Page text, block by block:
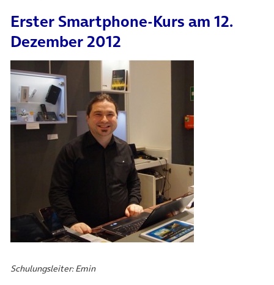
Erster Smartphone-Kurs am 12.
Dezember 2012
Schulungsleiter: Emin